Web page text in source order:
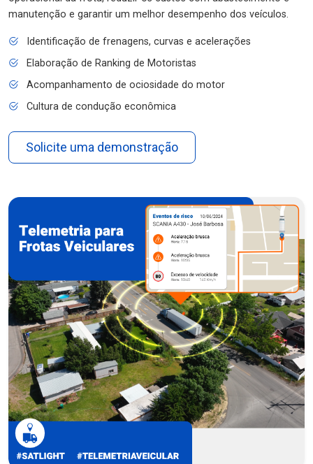
manutenção e garantir um melhor desempenho dos veículos.
Identificação de frenagens, curvas e acelerações
Elaboração de Ranking de Motoristas
Acompanhamento de ociosidade do motor
Cultura de condução econômica
Solicite uma demonstração